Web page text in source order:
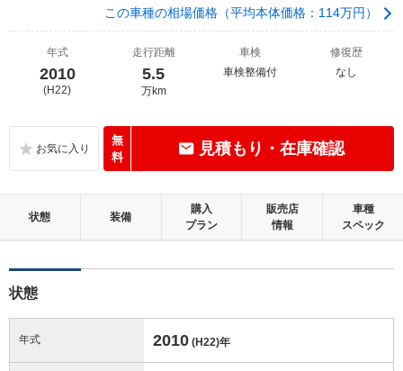
この車種の相場価格（平均本体価格：114万円）
年式
2010
(H22)
走行距離
5.5
万km
車検
車検整備付
修復歴
なし
無
料
見積もり・在庫確認
状態 装備
購入
プラン
販売店
情報
車種
スペック
状態
年式 2010 (H22)年